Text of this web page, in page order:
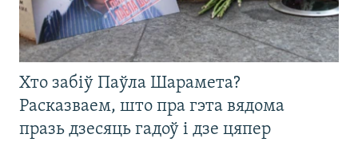
Хто забіў Паўла Шарамета?
Расказваем, што пра гэта вядома
празь дзесяць гадоў і дзе цяпер